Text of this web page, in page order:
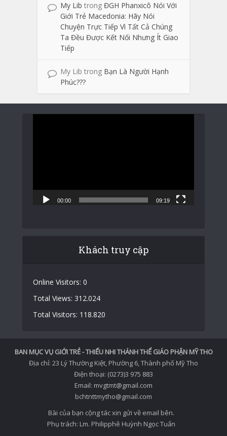
My Lib trong ĐGH Phanxicô Nói Với
Giới Trẻ Macedonia: Hãy Nói
Chuyện Trực Tiếp Vì Tất Cả Chúng
Ta Đều Được Kết Nối Nhưng Ít Giao
Tiếp
My Lib trong Bạn Là Người Hạnh
Phúc???
00:00 09:19
Khách truy cập
Online Visitors: 0
Total Views: 312.024
Total Visitors: 118.820
BAN MỤC VỤ GIỚI TRẺ - THIẾU NHI THÁNH THỂ GIÁO PHẬN MỸ THO
Địa chỉ: 23 Lý Thường Kiệt, Phường 6, Thành phố Mỹ Tho
Điện thoại: (0273)3 975 883
Email: mvgtmt@gmail.com
bchtnttmytho@gmail.com
Bài của bạn cộng tác xin gửi về email bên.
Phụ trách: Lm. Philipphê Huỳnh Ngọc Tuấn